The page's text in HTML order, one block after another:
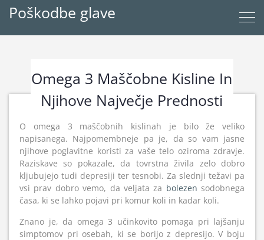
Poškodbe glave
Omega 3 Maščobne Kisline In
Njihove Največje Prednosti
O omega 3 maščobnih kislinah je bilo že veliko
napisanega. Najpomembneje pa je, da so vam jasne
njihove poglavitne koristi za vaše telo oziroma zdravje.
Raziskave so pokazale, da tovrstna živila zelo dobro
kljubujejo tudi depresiji ter tesnobi. Za slednji težavi pa
vsi prav dobro vemo, da veljata za bolezen sodobnega
časa, ki se lahko pojavi pri komur koli in kadar koli.
Znano je, da omega 3 učinkovito pomaga pri lajšanju
simptomov pri osebah, ki se borijo z depresijo. V boju